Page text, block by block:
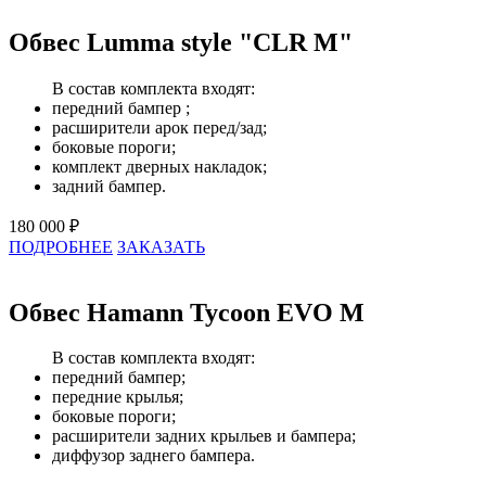
Обвес Lumma style "CLR M"
В состав комплекта входят:
передний бампер ;
расширители арок перед/зад;
боковые пороги;
комплект дверных накладок;
задний бампер.
180 000 ₽
ПОДРОБНЕЕ ЗАКАЗАТЬ
Обвес Hamann Tycoon EVO M
В состав комплекта входят:
передний бампер;
передние крылья;
боковые пороги;
расширители задних крыльев и бампера;
диффузор заднего бампера.